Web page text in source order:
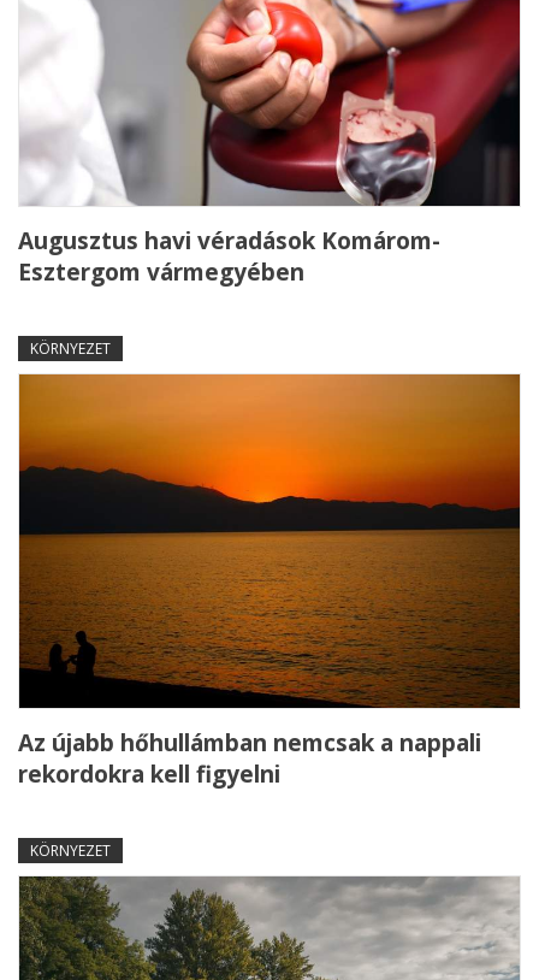
Augusztus havi véradások Komárom-
Esztergom vármegyében
KÖRNYEZET
Az újabb hőhullámban nemcsak a nappali
rekordokra kell figyelni
KÖRNYEZET